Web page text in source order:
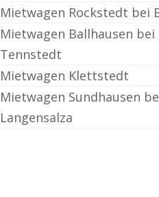
Mietwagen Rockstedt bei
Mietwagen Ballhausen bei
Tennstedt
Mietwagen Klettstedt
Mietwagen Sundhausen
Langensalza